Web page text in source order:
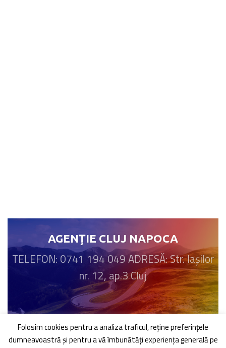
AGENȚIE CLUJ NAPOCA
TELEFON: 0741 194 049 ADRESĂ: Str. Iașilor
nr. 12, ap.3 Cluj
Folosim cookies pentru a analiza traficul, reţine preferinţele
dumneavoastră şi pentru a vă îmbunătăți experiența generală pe